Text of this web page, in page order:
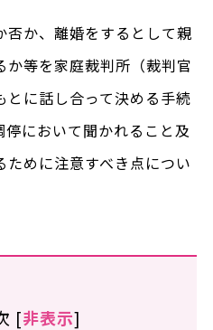
否か、離婚をするとして親
等を家庭裁判所（裁判官
に話し合って決める手続
において聞かれること及
めに注意すべき点につい
[非表示]